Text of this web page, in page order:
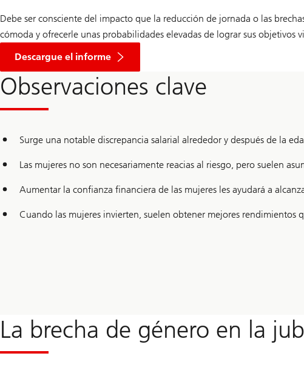
Debe ser consciente del impacto que la reducción de jornada o las
cómoda y ofrecerle unas probabilidades elevadas de lograr sus objetivos
Descargue el informe
Observaciones clave
Surge una notable discrepancia salarial alrededor y después de la
Las mujeres no son necesariamente reacias al riesgo, pero suelen
Aumentar la confianza financiera de las mujeres les ayudará a
Cuando las mujeres invierten, suelen obtener mejores rendimientos
La brecha de género en la